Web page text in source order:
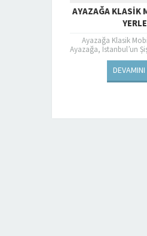
AYAZAĞA KLASIK
Ayazağa Klasik
Ayazağa, İstanbul’un
semt olup, mobilya
isteyenler için